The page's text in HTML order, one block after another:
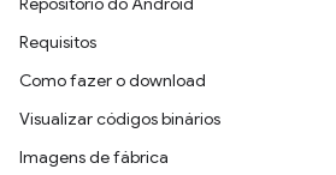
Requisitos
Como fazer o download
Visualizar códigos binários
Imagens de fábrica